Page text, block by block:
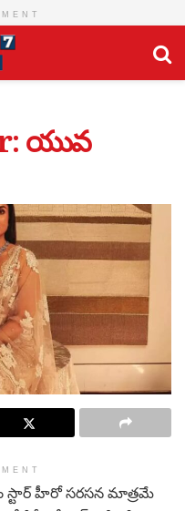
యువ
స్టార్ హీరో స‌ర‌స‌న మాత్ర‌మే